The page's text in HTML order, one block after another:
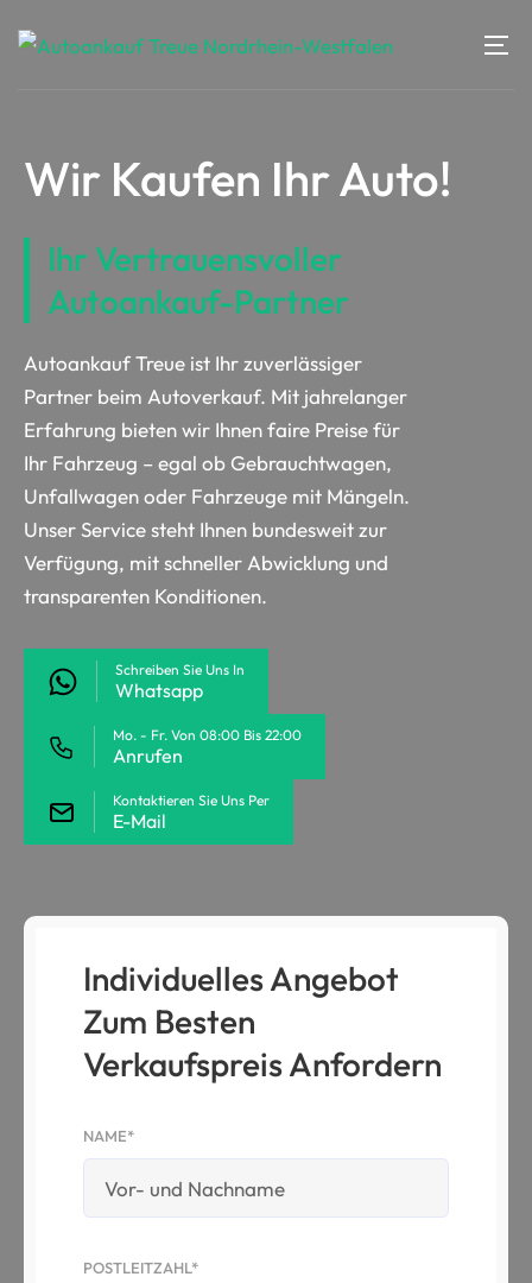
Wir Kaufen Ihr Auto!
Ihr Vertrauensvoller
Autoankauf-Partner
Autoankauf Treue ist Ihr zuverlässiger
Partner beim Autoverkauf. Mit jahrelanger
Erfahrung bieten wir Ihnen faire Preise für
Ihr Fahrzeug – egal ob Gebrauchtwagen,
Unfallwagen oder Fahrzeuge mit Mängeln.
Unser Service steht Ihnen bundesweit zur
Verfügung, mit schneller Abwicklung und
transparenten Konditionen.
Schreiben Sie Uns In
Whatsapp
Mo. - Fr. Von 08:00 Bis 22:00
Anrufen
Kontaktieren Sie Uns Per
E-Mail
Individuelles Angebot
Zum Besten
Verkaufspreis Anfordern
NAME*
POSTLEITZAHL*